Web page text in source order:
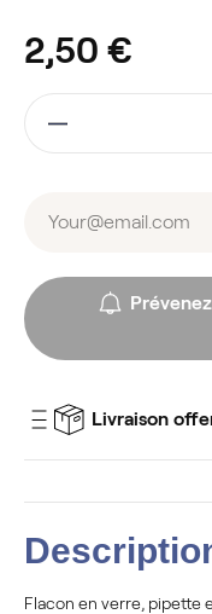
2,50 €
Livraison
Flacon en verre, pipette